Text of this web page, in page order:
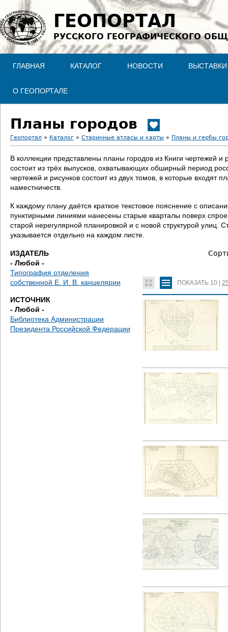
Jump to navigation
ГЕОПОРТАЛ
РУССКОГО ГЕОГРАФИЧЕСКОГО
ГЛАВНАЯ КАТАЛОГ НОВОСТИ ВЫСТАВКИ
О ГЕОПОРТАЛЕ
Планы городов
В
ы
д
е
с
ь
Геопортал » Каталог » Старинные атласы и карты » Планы и гербы
В коллекции представлены планы городов из Книги чертежей
состоит из трёх выпусков, охватывающих обширный период
чертежей и рисунков состоит из двух томов, в которые входят
наместничеств.
К каждому плану даётся краткое текстовое пояснение с
пунктирными линиями нанесены старые кварталы поверх
старой нерегулярной планировкой и с новой структурой
указывается отдельно на каждом листе.
ИЗДАТЕЛЬ
- Любой -
Типография отделения
собственной Е. И. В. канцелярии
ИСТОЧНИК
- Любой -
Библиотека Администрации
Президента Российской Федерации
ПОКАЗАТЬ 10 |